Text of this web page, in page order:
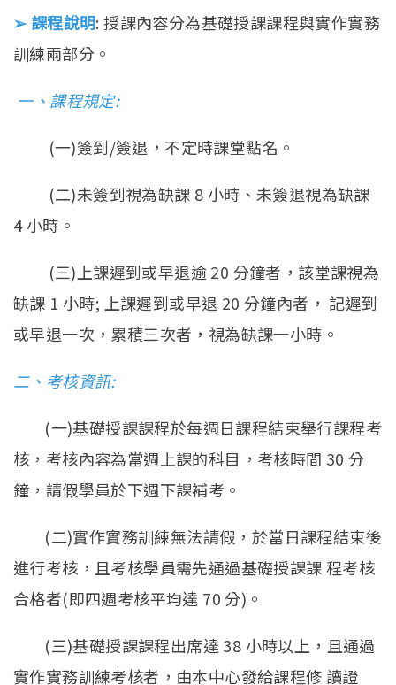
➢ 課程說明: 授課內容分為基礎授課課程與實作實務
訓練兩部分。
一、課程規定:
(一)簽到/簽退，不定時課堂點名。
(二)未簽到視為缺課 8 小時、未簽退視為缺課
4 小時。
(三)上課遲到或早退逾 20 分鐘者，該堂課視為
缺課 1 小時; 上課遲到或早退 20 分鐘內者， 記遲到
或早退一次，累積三次者，視為缺課一小時。
二、考核資訊:
(一)基礎授課課程於每週日課程結束舉行課程考
核，考核內容為當週上課的科目，考核時間 30 分
鐘，請假學員於下週下課補考。
(二)實作實務訓練無法請假，於當日課程結束後
進行考核，且考核學員需先通過基礎授課課 程考核
合格者(即四週考核平均達 70 分)。
(三)基礎授課課程出席達 38 小時以上，且通過
實作實務訓練考核者，由本中心發給課程修 讀證